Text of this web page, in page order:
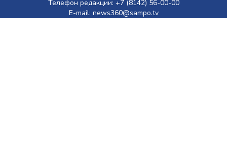
Телефон редакции: +7 (8142) 56-00-00
E-mail: news360@sampo.tv